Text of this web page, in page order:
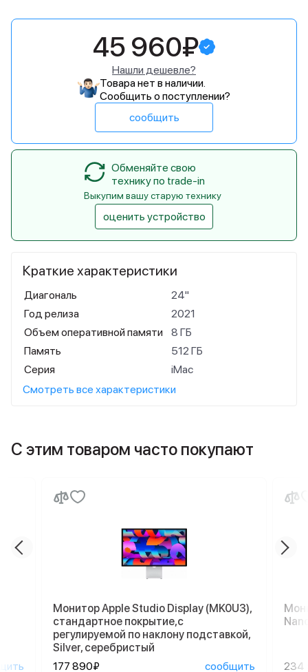
Краткие характеристики
Диагональ
24"
Год релиза
2021
Объем оперативной памяти
8 ГБ
Память
512 ГБ
Серия
iMac
Смотреть все характеристики
45 960₽
Нашли дешевле?
Товара нет в наличии.
Сообщить о поступлении?
сообщить
Обменяйте свою
технику по trade-in
Выкупим вашу старую технику
оценить устройство
С этим товаром часто покупают
Монитор Apple Studio Display (MK0U3),
стандартное покрытие,с
регулируемой по наклону подставкой,
Silver, серебристый
177 890₽
сообщить 234